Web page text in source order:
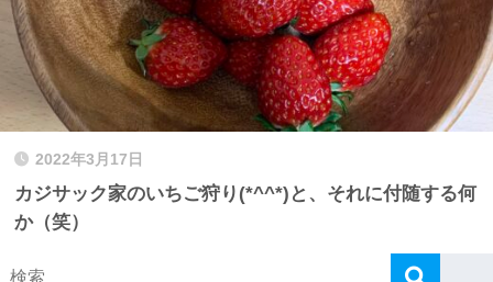
2022年3月17日
カジサック家のいちご狩り(*^^*)と、それに付随する何
か（笑）